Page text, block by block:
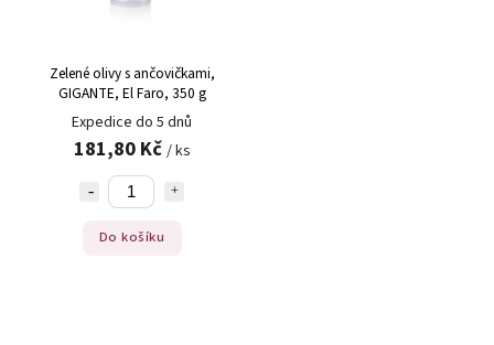
Zelené olivy s ančovičkami,
GIGANTE, El Faro, 350 g
Expedice do 5 dnů
181,80 Kč / ks
Do košíku